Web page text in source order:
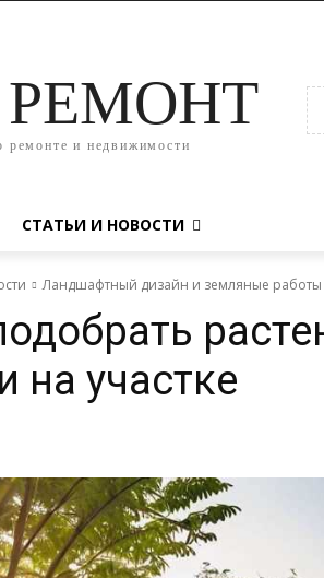
РЕМОНТ
ремонте и недвижимости
СТАТЬИ И НОВОСТИ
Ландшафтный дизайн и земляные работы
на участке